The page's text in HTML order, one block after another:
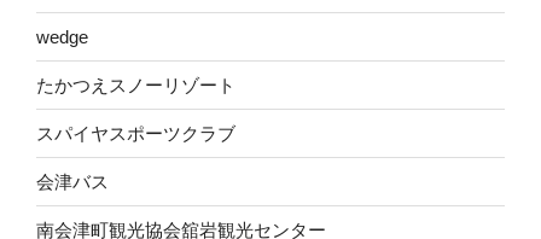
wed​ge
たかつえスノーリゾート
スパイヤスポーツクラブ
会津バス
南会津町観光協会舘岩観光センター